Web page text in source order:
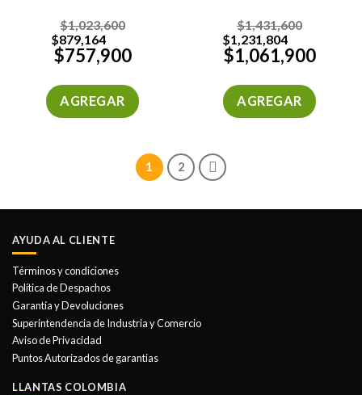
$1,023,600
$879,164
$757,900
AGREGAR
$1,431,600
$1,231,804
$1,061,900
AGREGAR
1 2
AYUDA AL CLIENTE
Términos y condiciones
Política de Despachos
Garantía y Devoluciones
Superintendencia de Industria y Comercio
Aviso de Privacidad
Puntos Autorizados de garantias
LLANTAS COLOMBIA